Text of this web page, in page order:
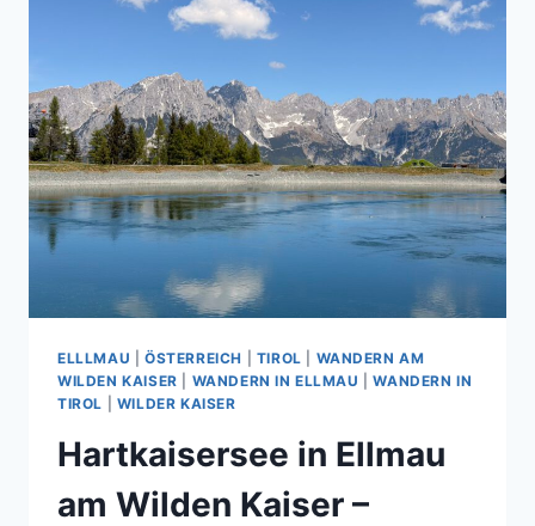
ELLLMAU ÖSTERREICH TIROL
WANDERN AM
WILDEN KAISER
WANDERN IN ELLMAU |WANDERN IN
TIROL
WILDER KAISER
Hartkaisersee in Ellmau
am Wilden Kaiser –